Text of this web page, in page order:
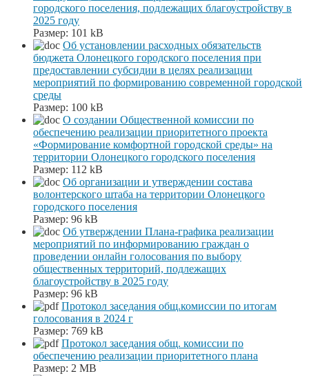
городского поселения, подлежащих благоустройству в
2025 году
Размер: 101 kB
Об установлении расходных обязательств
бюджета Олонецкого городского поселения при
предоставлении субсидии в целях реализации
мероприятий по формированию современной городской
среды
Размер: 100 kB
О создании Общественной комиссии по
обеспечению реализации приоритетного проекта
«Формирование комфортной городской среды» на
территории Олонецкого городского поселения
Размер: 112 kB
Об организации и утверждении состава
волонтерского штаба на территории Олонецкого
городского поселения
Размер: 96 kB
Об утверждении Плана-графика реализации
мероприятий по информированию граждан о
проведении онлайн голосования по выбору
общественных территорий, подлежащих
благоустройству в 2025 году
Размер: 96 kB
Протокол заседания общ.комиссии по итогам
голосования в 2024 г
Размер: 769 kB
Протокол заседания общ. комиссии по
обеспечению реализации приоритетного плана
Размер: 2 MB